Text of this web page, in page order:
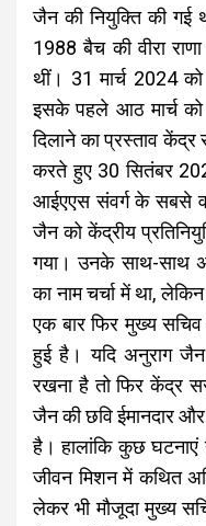
जैन की नियुक्ति की गई
1988 बैच की वीरा
थीं। 31 मार्च 2024 को
इसके पहले आठ मार्च को
दिलाने का प्रस्ताव केंद्र
करते हुए 30 सितंबर
आईएएस संवर्ग के सबसे
जैन को केंद्रीय
गया। उनके साथ-साथ
का नाम चर्चा में था,
एक बार फिर मुख्य
हुई है। यदि अनुराग
रखना है तो फिर केंद्र
जैन की छवि ईमानदार
है। हालांकि कुछ
जीवन मिशन में कथित
लेकर भी मौजूदा मुख्य